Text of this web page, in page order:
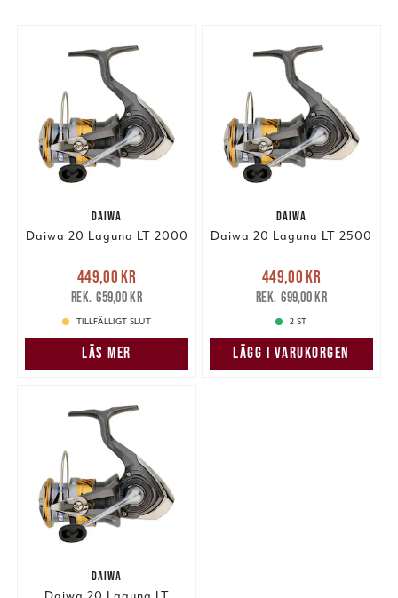
DAIWA
Daiwa 20 Laguna LT 2000
Nuvarande pris
449,00 krTidigare pris
659,00 kr
449,00 kr
659,00 kr
TILLFÄLLIGT SLUT
LÄS MER
DAIWA
Daiwa 20 Laguna LT 2500
Nuvarande pris
449,00 krTidigare pris
699,00 kr
449,00 kr
699,00 kr
2 ST
LÄGG I VARUKORGEN
DAIWA